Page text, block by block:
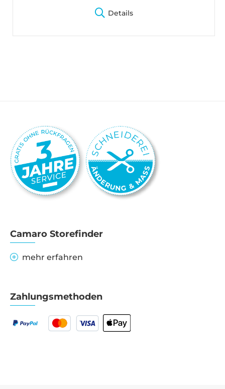
Details
Camaro Storefinder
mehr erfahren
Zahlungsmethoden